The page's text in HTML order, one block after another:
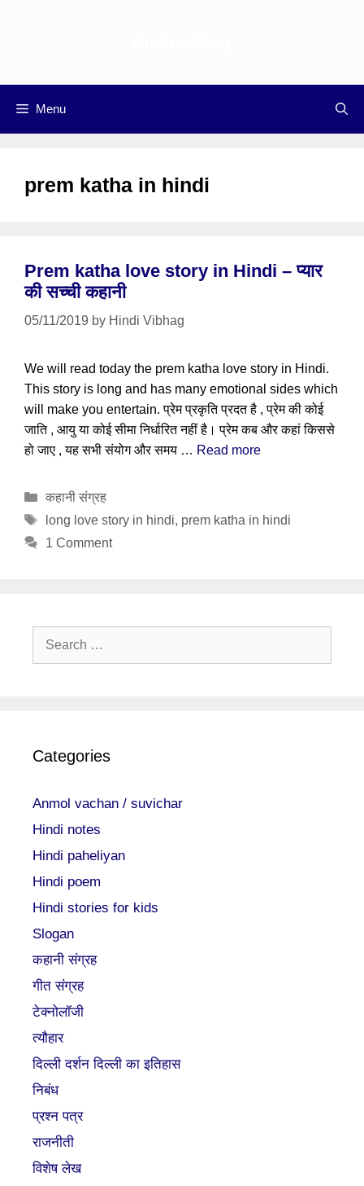
Menu
prem katha in hindi
Prem katha love story in Hindi – प्यार
की सच्ची कहानी
05/11/2019 by Hindi Vibhag
We will read today the prem katha love story in Hindi.
This story is long and has many emotional sides which
will make you entertain. प्रेम प्रकृति प्रदत है , प्रेम की कोई
जाति , आयु या कोई सीमा निर्धारित नहीं है। प्रेम कब और कहां किससे
हो जाए , यह सभी संयोग और समय … Read more
Categories
कहानी संग्रह
Tags
long love story in hindi, prem katha in hindi
1 Comment
Search
Categories
Anmol vachan / suvichar
Hindi notes
Hindi paheliyan
Hindi poem
Hindi stories for kids
Slogan
कहानी संग्रह
गीत संग्रह
टेक्नोलॉजी
त्यौहार
दिल्ली दर्शन दिल्ली का इतिहास
निबंध
प्रश्न पत्र
राजनीती
विशेष लेख